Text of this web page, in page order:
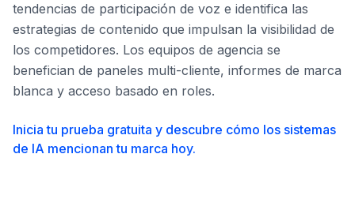
tendencias de participación de voz e identifica las
estrategias de contenido que impulsan la visibilidad de
los competidores. Los equipos de agencia se
benefician de paneles multi-cliente, informes de marca
blanca y acceso basado en roles.
Inicia tu prueba gratuita y descubre cómo los sistemas
de IA mencionan tu marca hoy.